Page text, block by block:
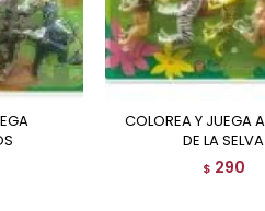
COLOREA Y JUEGA ANIMALES
DE LA SELVA
$ 290